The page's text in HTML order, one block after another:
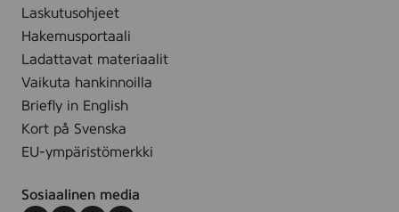
Laskutusohjeet
Hakemusportaali
Ladattavat materiaalit
Vaikuta hankinnoilla
Briefly in English
Kort på Svenska
EU-ympäristömerkki
Sosiaalinen media